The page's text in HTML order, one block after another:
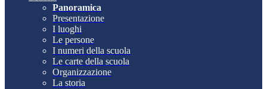
Panoramica
Presentazione
I luoghi
Le persone
I numeri della scuola
Le carte della scuola
Organizzazione
La storia